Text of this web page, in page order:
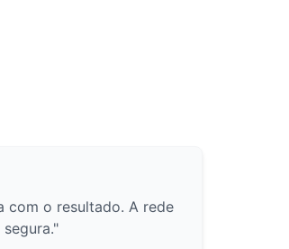
com o resultado. A rede
"